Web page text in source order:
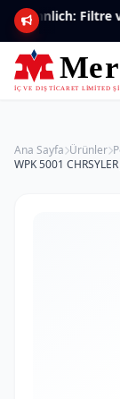
Ana Sayfa Ürünler